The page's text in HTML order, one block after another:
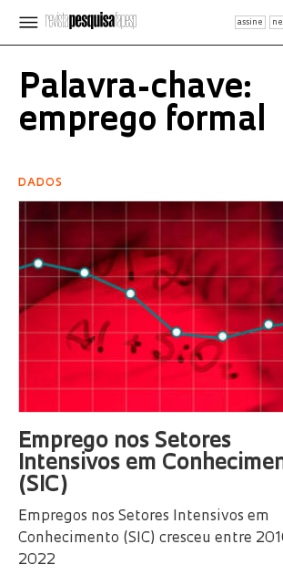
assine
Palavra-chave:
emprego formal
DADOS
Emprego nos Setores
Intensivos em
(SIC)
Empregos nos Setores Intensivos em
Conhecimento (SIC) cresceu entre
2022